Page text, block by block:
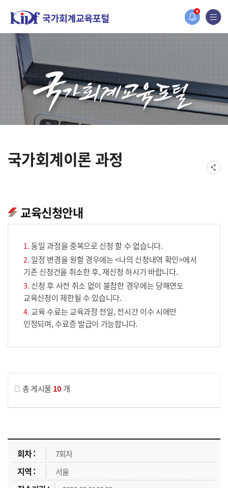
N
홈페이지가 새롭게 개편되었습니다.
한국조세재정연구원홈페이지가 새롭게 개설되었습니다.
국가회계이론 과정
교육신청안내
동일 과정을 중복으로 신청 할 수 없습니다.
일정 변경을 원할 경우에는 <나의 신청내역 확인>에서
기존 신청건을 취소한 후, 재신청 하시기 바랍니다.
신청 후 사전 취소 없이 불참한 경우에는 당해연도
교육신청이 제한될 수 있습니다.
교육 수료는 교육과정 전일, 전시간 이수 시에만
인정되며, 수료증 발급이 가능합니다.
총 게시물 10개
교육신청 목록을 나타낸 표로 회차, 지역, 접수기간, 교육기간, 교육장소, 신청인원/모집인원, 상태로 나뉘어 설명합니다.
7회차
서울